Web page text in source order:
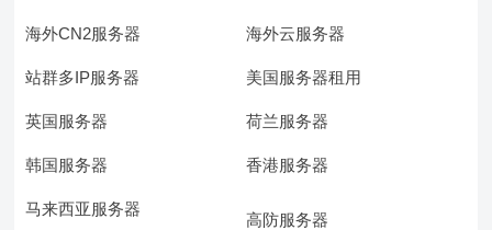
海外CN2服务器 海外云服务器
站群多IP服务器 美国服务器租用
英国服务器 荷兰服务器
韩国服务器 香港服务器
马来西亚服务器
高防服务器